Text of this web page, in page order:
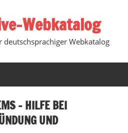
Webkatalog
deutschsprachiger Webkatalog
– HILFE BEI
UND